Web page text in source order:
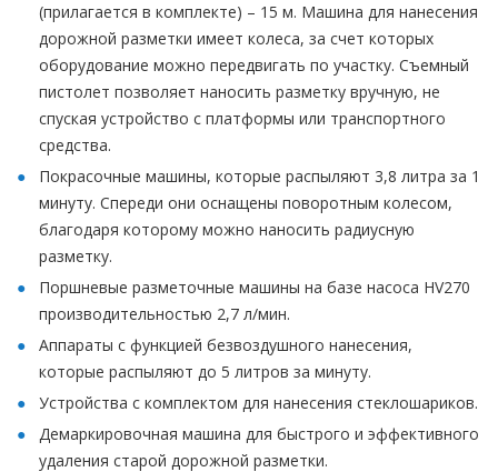
(прилагается в комплекте) – 15 м. Машина для нанесения
дорожной разметки имеет колеса, за счет которых
оборудование можно передвигать по участку. Съемный
пистолет позволяет наносить разметку вручную, не
спуская устройство с платформы или транспортного
средства.
Покрасочные машины, которые распыляют 3,8 литра за 1
минуту. Спереди они оснащены поворотным колесом,
благодаря которому можно наносить радиусную
разметку.
Поршневые разметочные машины на базе насоса HV270
производительностью 2,7 л/мин.
Аппараты с функцией безвоздушного нанесения,
которые распыляют до 5 литров за минуту.
Устройства с комплектом для нанесения стеклошариков.
Демаркировочная машина для быстрого и эффективного
удаления старой дорожной разметки.